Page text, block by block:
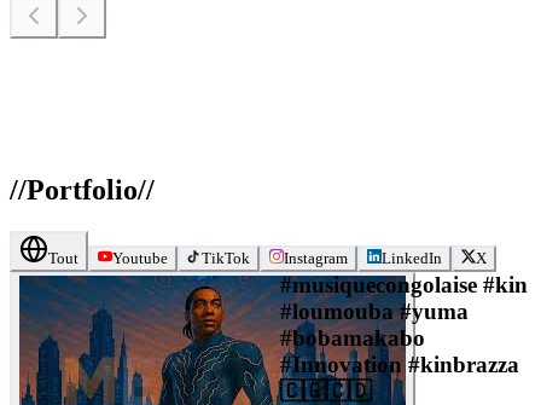
//Portfolio//
Tout Youtube TikTok Instagram LinkedIn X
#musiquecongolaise #kin
#loumouba #yuma
#bobamakabo
#Innovation #kinbrazza
🇨🇬🇨🇩